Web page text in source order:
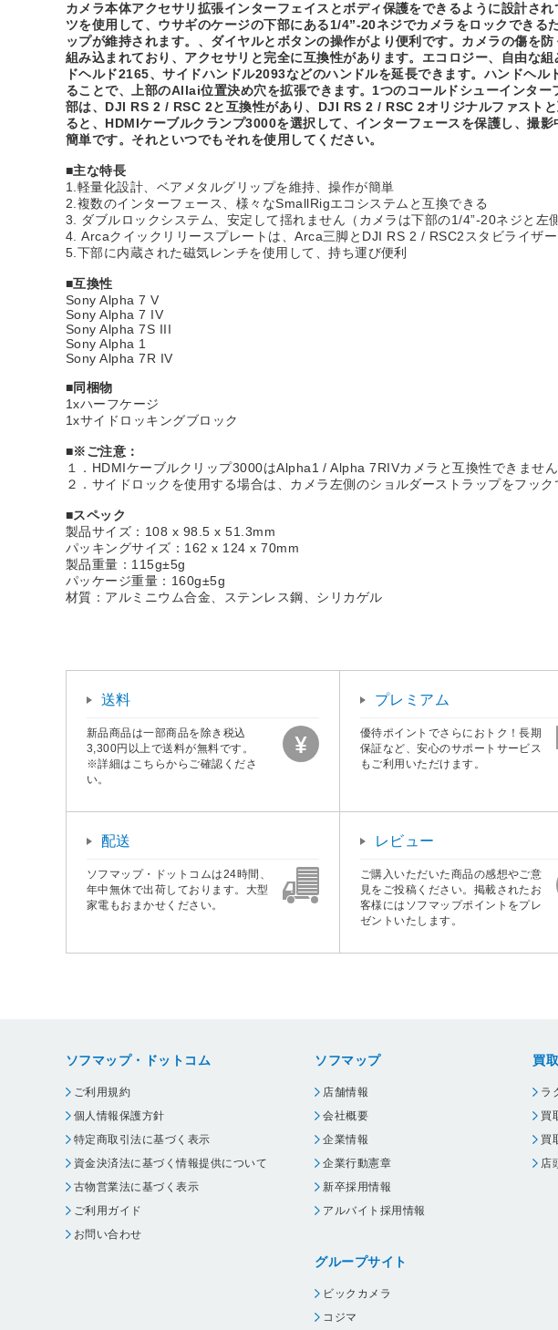
カメラ本体アクセサリ拡張インターフェイスとボディ保護をできるように設計さ
ツを使用して、ウサギのケージの下部にある1/4”-20ネジでカメラをロックでき
ップが維持されます。、ダイヤルとボタンの操作がより便利です。カメラの傷を
組み込まれており、アクセサリと完全に互換性があります。エコロジー、自由
ドヘルド2165、サイドハンドル2093などのハンドルを延長できます。ハンドヘ
ることで、上部のAllai位置決め穴を拡張できます。1つのコールドシューインタ
部は、DJI RS 2 / RSC 2と互換性があり、DJI RS 2 / RSC 2オリジナルファス
ると、HDMIケーブルクランプ3000を選択して、インターフェースを保護し、撮
簡単です。それといつでもそれを使用してください。
■主な特長
1.軽量化設計、ベアメタルグリップを維持、操作が簡単
2.複数のインターフェース、様々なSmallRigエコシステムと互換できる
3. ダブルロックシステム、安定して揺れません（カメラは下部の1/4”-20ネジと左
4. Arcaクイックリリースプレートは、Arca三脚とDJI RS 2 / RSC2スタビライザ
5.下部に内蔵された磁気レンチを使用して、持ち運び便利
■互換性
Sony Alpha 7 V
Sony Alpha 7 IV
Sony Alpha 7S III
Sony Alpha 1
Sony Alpha 7R IV
■同梱物
1xハーフケージ
1xサイドロッキングブロック
■※ご注意：
１．HDMIケーブルクリップ3000はAlpha1 / Alpha 7RIVカメラと互換性できません
２．サイドロックを使用する場合は、カメラ左側のショルダーストラップをフック
■スペック
製品サイズ：108 x 98.5 x 51.3mm
パッキングサイズ：162 x 124 x 70mm
製品重量：115g±5g
パッケージ重量：160g±5g
材質：アルミニウム合金、ステンレス鋼、シリカゲル
送料
新品商品は一部商品を除き税込
3,300円以上で送料が無料です。
※詳細はこちらからご確認くださ
い。
プレミアム
優待ポイントでさらにおトク！長期
保証など、安心のサポートサービス
もご利用いただけます。
配送
ソフマップ・ドットコムは24時間、
年中無休で出荷しております。大型
家電もおまかせください。
レビュー
ご購入いただいた商品の感想やご意
見をご投稿ください。掲載されたお
客様にはソフマップポイントをプレ
ゼントいたします。
ソフマップ・ドットコム
ご利用規約
個人情報保護方針
特定商取引法に基づく表示
資金決済法に基づく情報提供について
古物営業法に基づく表示
ご利用ガイド
お問い合わせ
ソフマップ
店舗情報
会社概要
企業情報
企業行動憲章
新卒採用情報
アルバイト採用情報
グループサイト
ビックカメラ
コジマ
買
ラ
買
買
店